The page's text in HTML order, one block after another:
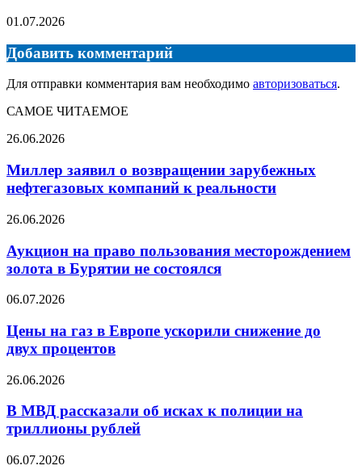
01.07.2026
Добавить комментарий
Для отправки комментария вам необходимо авторизоваться.
САМОЕ ЧИТАЕМОЕ
Миллер
о
возвращении
зарубежных
компаний
реальности
26.06.2026
Миллер заявил о возвращении зарубежных
нефтегазовых компаний к реальности
Аукцион
право
пользования
месторождением
в
не
состоялся
26.06.2026
Аукцион на право пользования месторождением
золота в Бурятии не состоялся
Цены
газ
в
Европе
снижение
двух
процентов
06.07.2026
Цены на газ в Европе ускорили снижение до
двух процентов
В
рассказали
исках
полиции
26.06.2026
В МВД рассказали об исках к полиции на
триллионы рублей
Кредитные
06.07.2026